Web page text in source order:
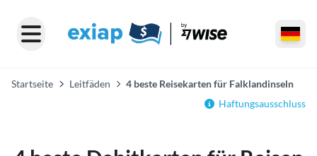
Startseite Leitfäden
4 beste Reisekarten für Falklandinseln
Haftungsausschluss